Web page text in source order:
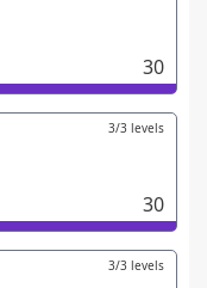
30
3/3 levels
30
3/3 levels